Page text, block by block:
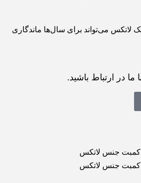
لاتکس می‌تواند برای سال‌ها ماندگاری
در ارتباط باشید.